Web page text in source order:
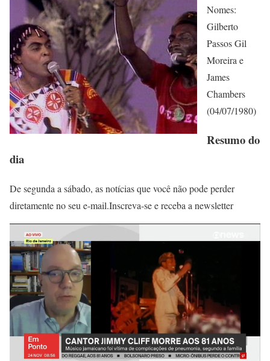
Nomes:
Gilberto
Passos Gil
Moreira e
James
Chambers
(04/07/1980)
Resumo do
dia
De segunda a sábado, as notícias que você não pode perder
diretamente no seu e-mail.Inscreva-se e receba a newsletter